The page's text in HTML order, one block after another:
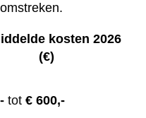
kosten 2026
(€)
tot € 600,-